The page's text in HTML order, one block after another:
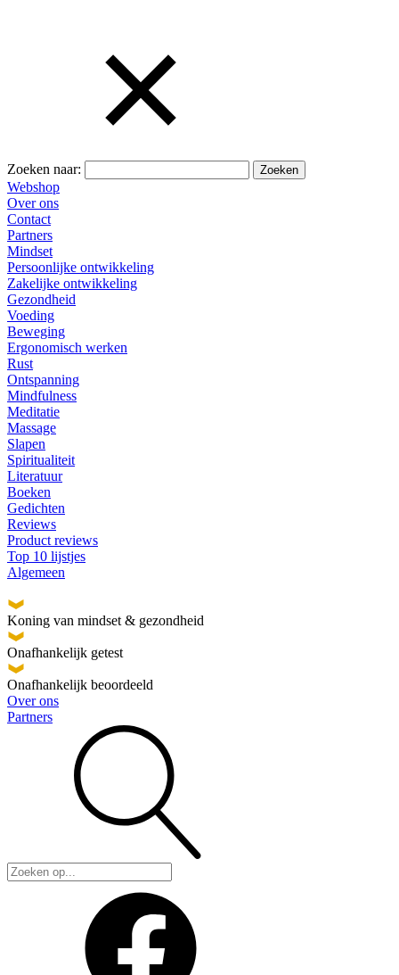
Zoeken naar:
Webshop
Over ons
Contact
Partners
Mindset
Persoonlijke ontwikkeling
Zakelijke ontwikkeling
Gezondheid
Voeding
Beweging
Ergonomisch werken
Rust
Ontspanning
Mindfulness
Meditatie
Massage
Slapen
Spiritualiteit
Literatuur
Boeken
Gedichten
Reviews
Product reviews
Top 10 lijstjes
Algemeen
Koning van mindset & gezondheid
Onafhankelijk getest
Onafhankelijk beoordeeld
Over ons
Partners